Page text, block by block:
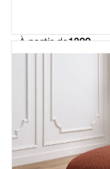
À partir de1299.-